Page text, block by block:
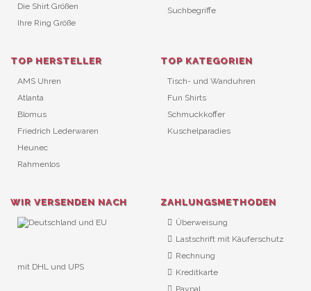
Die Shirt Größen
Ihre Ring Größe
Suchbegriffe
TOP HERSTELLER
AMS Uhren
Atlanta
Blomus
Friedrich Lederwaren
Heunec
Rahmenlos
TOP KATEGORIEN
Tisch- und Wanduhren
Fun Shirts
Schmuckkoffer
Kuschelparadies
WIR VERSENDEN NACH
mit DHL und UPS
ZAHLUNGSMETHODEN
Überweisung
Lastschrift mit Käuferschutz
Rechnung
Kreditkarte
Paypal